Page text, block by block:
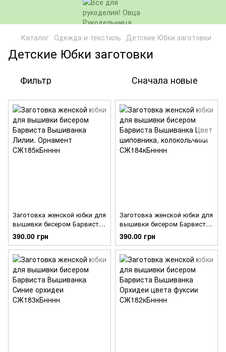
Каталог Одежда и текстиль Детские Юбки заготовки
Детские Юбки заготовки
Фильтр Сначала новые
Заготовка женской юбки для
вышивки бисером Барвиста
Вышиванка Лилии. Орнамент
СЖ185кБнннн
390.00 грн
Заготовка женской юбки для
вышивки бисером Барвиста
Вышиванка Цвет шиповника,
колокольчики СЖ184кБнннн
390.00 грн